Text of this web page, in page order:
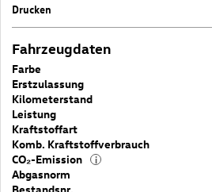
Drucken
Fahrzeugdaten
Farbe
Erstzulassung
Kilometerstand
Leistung
Kraftstoffart
Komb. Kraftstoffverbrauch
CO₂-Emission
i
Abgasnorm
Bestandsnr.